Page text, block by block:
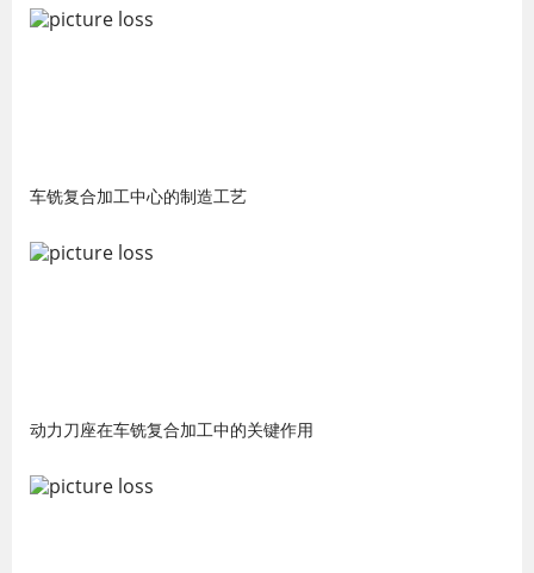
车铣复合加工中心的制造工艺
动力刀座在车铣复合加工中的关键作用